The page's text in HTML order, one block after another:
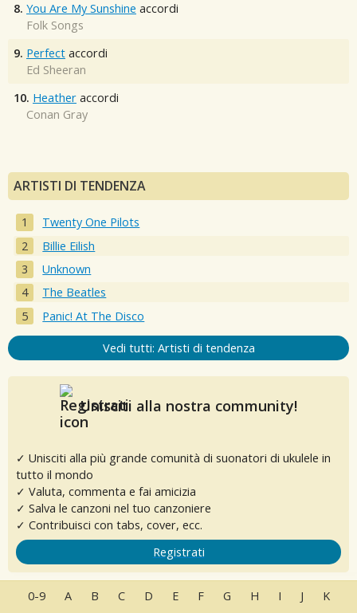
8. You Are My Sunshine accordi
Folk Songs
9. Perfect accordi
Ed Sheeran
10. Heather accordi
Conan Gray
ARTISTI DI TENDENZA
Twenty One Pilots
Billie Eilish
Unknown
The Beatles
Panic! At The Disco
Vedi tutti: Artisti di tendenza
Unisciti alla nostra community!
✓ Unisciti alla più grande comunità di suonatori di ukulele in
tutto il mondo
✓ Valuta, commenta e fai amicizia
✓ Salva le canzoni nel tuo canzoniere
✓ Contribuisci con tabs, cover, ecc.
Registrati
0-9 A B C D E F G H I J K